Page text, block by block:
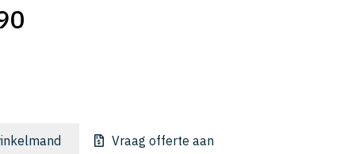
Vraag offerte aan